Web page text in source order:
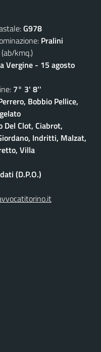
G978
Pralini
(ab/kmq.)
Vergine - 15 agosto
7° 3' 8''
Bobbio Pellice,
Del Clot, Ciabrot,
Indritti, Malzat,
Villa
(D.P.O.)